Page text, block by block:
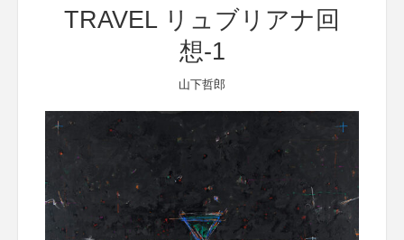
TRAVEL リュブリアナ回
想-1
山下哲郎